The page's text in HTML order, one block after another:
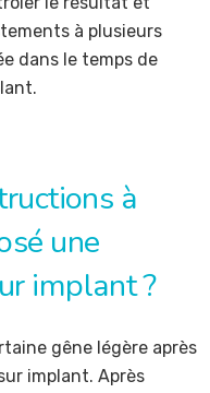
à plusieurs
dans le temps de
à
une
implant ?
gêne légère après
implant. Après